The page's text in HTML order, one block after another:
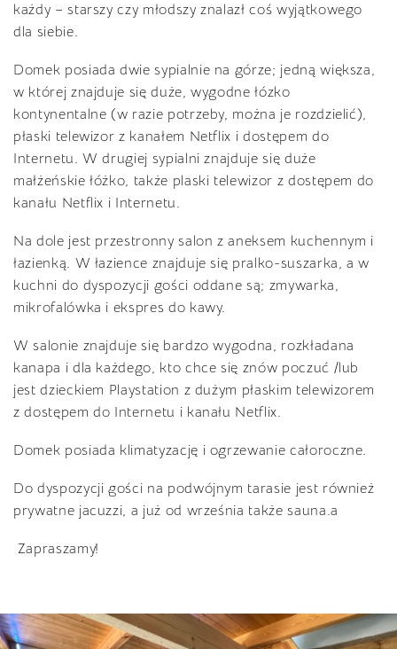
każdy – starszy czy młodszy znalazł coś wyjątkowego
dla siebie.
Domek posiada dwie sypialnie na górze; jedną większa,
w której znajduje się duże, wygodne łózko
kontynentalne (w razie potrzeby, można je rozdzielić),
płaski telewizor z kanałem Netflix i dostępem do
Internetu. W drugiej sypialni znajduje się duże
małżeńskie łóżko, także plaski telewizor z dostępem do
kanału Netflix i Internetu.
Na dole jest przestronny salon z aneksem kuchennym i
łazienką. W łazience znajduje się pralko-suszarka, a w
kuchni do dyspozycji gości oddane są; zmywarka,
mikrofalówka i ekspres do kawy.
W salonie znajduje się bardzo wygodna, rozkładana
kanapa i dla każdego, kto chce się znów poczuć /lub
jest dzieckiem Playstation z dużym płaskim telewizorem
z dostępem do Internetu i kanału Netflix.
Domek posiada klimatyzację i ogrzewanie całoroczne.
Do dyspozycji gości na podwójnym tarasie jest również
prywatne jacuzzi, a już od września także sauna.a
Zapraszamy!